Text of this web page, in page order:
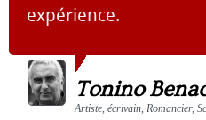
expérience.
Tonino
Artiste, écrivain, Romancier,